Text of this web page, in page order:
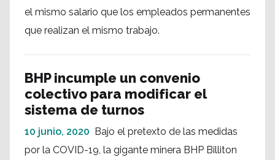
el mismo salario que los empleados permanentes
que realizan el mismo trabajo.
BHP incumple un convenio
colectivo para modificar el
sistema de turnos
10 junio, 2020 Bajo el pretexto de las medidas
por la COVID-19, la gigante minera BHP Billiton